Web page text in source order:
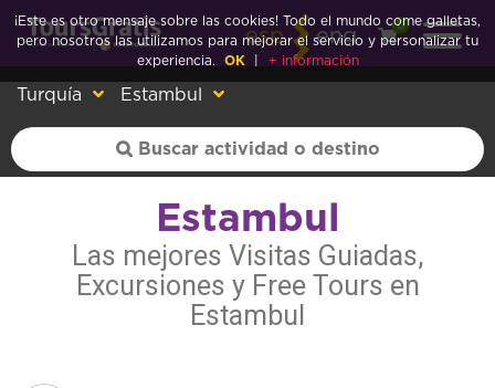
esp eng
0
Turquía Estambul
Estambul
Las mejores Visitas Guiadas,
Excursiones y Free Tours en
Estambul
¡Este es otro mensaje sobre las cookies! Todo el mundo come galletas,
pero nosotros las utilizamos para mejorar el servicio y personalizar tu
experiencia.
OK + información